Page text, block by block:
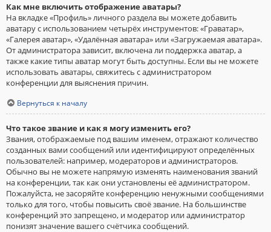
Как мне включить отображение аватары?
На вкладке «Профиль» личного раздела вы можете добавить
аватару с использованием четырёх инструментов: «Граватар»,
«Галерея аватар», «Удалённая аватара» или «Загружаемая аватара».
От администратора зависит, включена ли поддержка аватар, а
также какие типы аватар могут быть доступны. Если вы не можете
использовать аватары, свяжитесь с администратором
конференции для выяснения причин.
Вернуться к началу
Что такое звание и как я могу изменить его?
Звания, отображаемые под вашим именем, отражают количество
созданных вами сообщений или идентифицируют определённых
пользователей: например, модераторов и администраторов.
Обычно вы не можете напрямую изменять наименования званий
на конференции, так как они установлены её администратором.
Пожалуйста, не засоряйте конференцию ненужными сообщениями
только для того, чтобы повысить своё звание. На большинстве
конференций это запрещено, и модератор или администратор
понизят значение вашего счётчика сообщений.